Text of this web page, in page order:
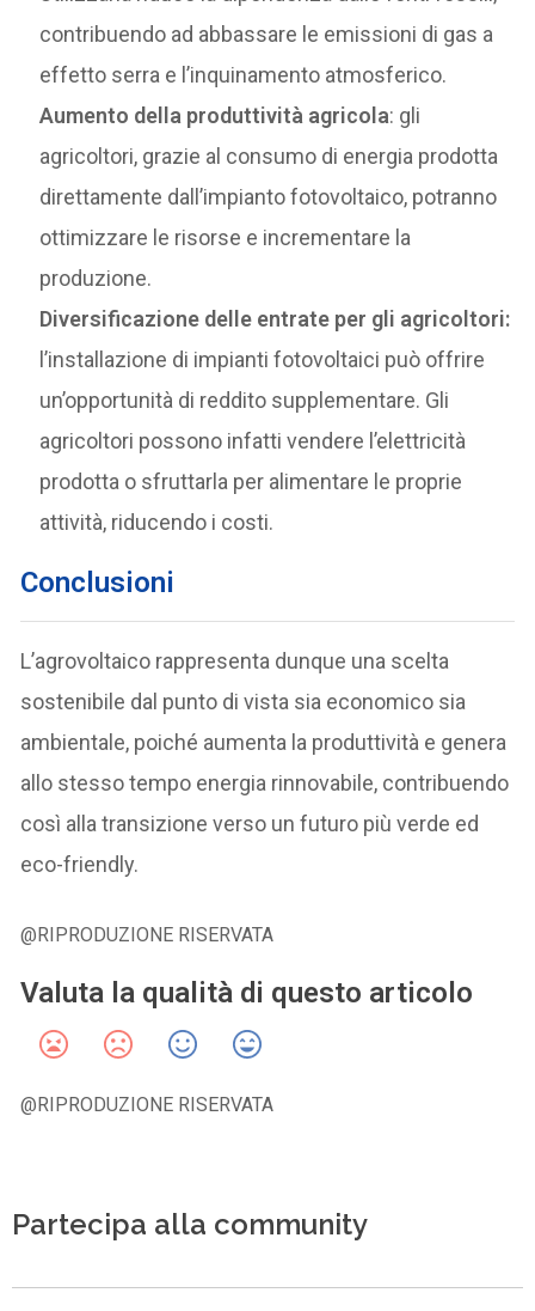
contribuendo ad abbassare le emissioni di gas a
effetto serra e l’inquinamento atmosferico.
Aumento della produttività agricola: gli
agricoltori, grazie al consumo di energia prodotta
direttamente dall’impianto fotovoltaico, potranno
ottimizzare le risorse e incrementare la
produzione.
Diversificazione delle entrate per gli agricoltori:
l’installazione di impianti fotovoltaici può offrire
un’opportunità di reddito supplementare. Gli
agricoltori possono infatti vendere l’elettricità
prodotta o sfruttarla per alimentare le proprie
attività, riducendo i costi.
Conclusioni
L’agrovoltaico rappresenta dunque una scelta
sostenibile dal punto di vista sia economico sia
ambientale, poiché aumenta la produttività e genera
allo stesso tempo energia rinnovabile, contribuendo
così alla transizione verso un futuro più verde ed
eco-friendly.
@RIPRODUZIONE RISERVATA
Valuta la qualità di questo articolo
@RIPRODUZIONE RISERVATA
Partecipa alla community